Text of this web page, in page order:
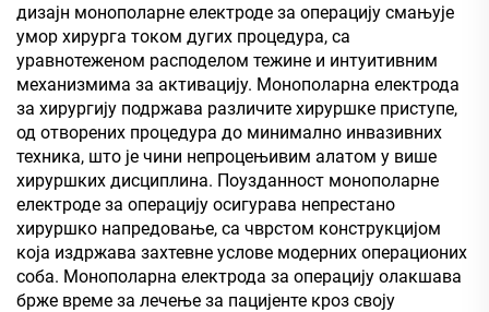
дизајн монополарне електроде за операцију смањује
умор хирурга током дугих процедура, са
уравнотеженом расподелом тежине и интуитивним
механизмима за активацију. Монополарна електрода
за хирургију подржава различите хируршке приступе,
од отворених процедура до минимално инвазивних
техника, што је чини непроцењивим алатом у више
хируршких дисциплина. Поузданност монополарне
електроде за операцију осигурава непрестано
хируршко напредовање, са чврстом конструкцијом
која издржава захтевне услове модерних операционих
соба. Монополарна електрода за операцију олакшава
брже време за лечење за пацијенте кроз своју